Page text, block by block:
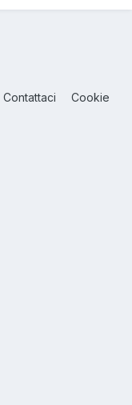
Contattaci Cookie